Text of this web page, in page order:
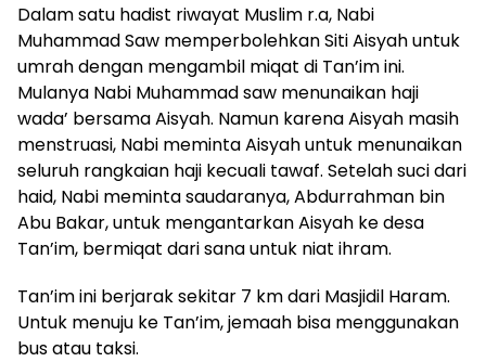
Dalam satu hadist riwayat Muslim r.a, Nabi
Muhammad Saw memperbolehkan Siti Aisyah untuk
umrah dengan mengambil miqat di Tan’im ini.
Mulanya Nabi Muhammad saw menunaikan haji
wada’ bersama Aisyah. Namun karena Aisyah masih
menstruasi, Nabi meminta Aisyah untuk menunaikan
seluruh rangkaian haji kecuali tawaf. Setelah suci dari
haid, Nabi meminta saudaranya, Abdurrahman bin
Abu Bakar, untuk mengantarkan Aisyah ke desa
Tan’im, bermiqat dari sana untuk niat ihram.
Tan’im ini berjarak sekitar 7 km dari Masjidil Haram.
Untuk menuju ke Tan’im, jemaah bisa menggunakan
bus atau taksi.